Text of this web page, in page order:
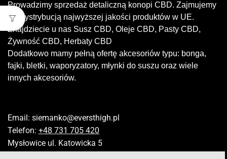
Prowadzimy sprzedaż detaliczną konopi CBD. Zajmujemy
się dystrybucją najwyższej jakości produktów w UE.
Znajdziecie u nas Susz CBD, Oleje CBD, Pasty CBD,
Żywność CBD, Herbaty CBD
Dodatkowo mamy pełną ofertę akcesoriów typu: bonga,
fajki, bletki, waporyzatory, młynki do suszu oraz wiele
innych akcesoriów.
Email: siemanko@eversthigh.pl
Telefon: +48 731 705 420
Mysłowice ul. Katowicka 5